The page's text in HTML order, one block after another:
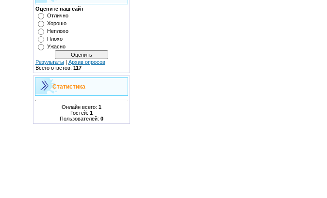
Оцените наш сайт
Отлично
Хорошо
Неплохо
Плохо
Ужасно
Результаты| Архив опросов
Всего ответов: 117
Статистика
Онлайн всего: 1
Гостей: 1
Пользователей: 0